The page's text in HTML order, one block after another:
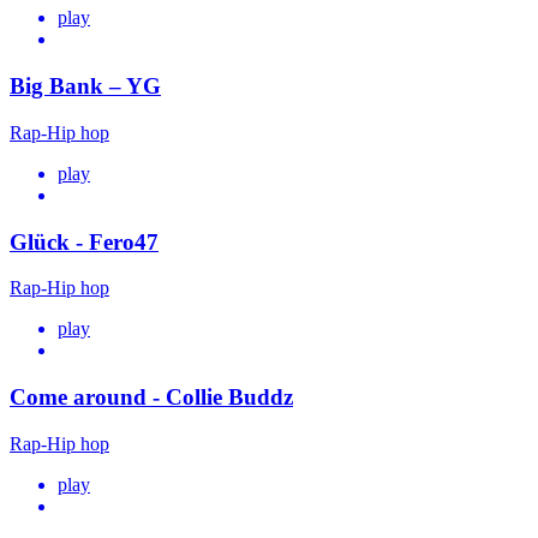
play
Big Bank – YG
Rap-Hip hop
play
Glück - Fero47
Rap-Hip hop
play
Come around - Collie Buddz
Rap-Hip hop
play